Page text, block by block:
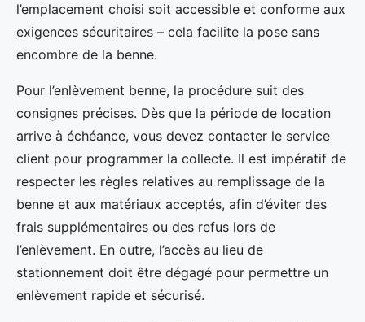
l’emplacement choisi soit accessible et conforme aux
exigences sécuritaires – cela facilite la pose sans
encombre de la benne.
Pour l’enlèvement benne, la procédure suit des
consignes précises. Dès que la période de location
arrive à échéance, vous devez contacter le service
client pour programmer la collecte. Il est impératif de
respecter les règles relatives au remplissage de la
benne et aux matériaux acceptés, afin d’éviter des
frais supplémentaires ou des refus lors de
l’enlèvement. En outre, l’accès au lieu de
stationnement doit être dégagé pour permettre un
enlèvement rapide et sécurisé.